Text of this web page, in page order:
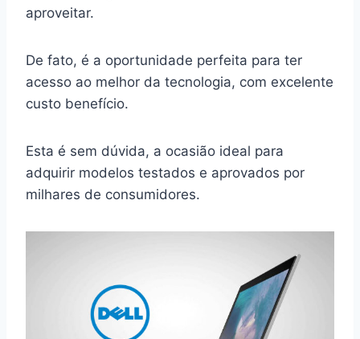
aproveitar.
De fato, é a oportunidade perfeita para ter
acesso ao melhor da tecnologia, com excelente
custo benefício.
Esta é sem dúvida, a ocasião ideal para
adquirir modelos testados e aprovados por
milhares de consumidores.